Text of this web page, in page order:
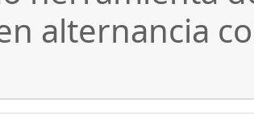
alternancia